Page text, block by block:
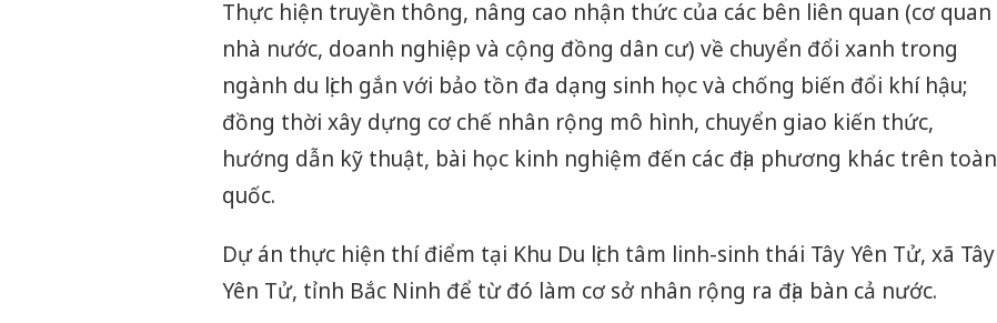
Thực hiện truyền thông, nâng cao nhận thức của các bên liên quan (cơ quan
nhà nước, doanh nghiệp và cộng đồng dân cư) về chuyển đổi xanh trong
ngành du lịch gắn với bảo tồn đa dạng sinh học và chống biến đổi khí hậu;
đồng thời xây dựng cơ chế nhân rộng mô hình, chuyển giao kiến thức,
hướng dẫn kỹ thuật, bài học kinh nghiệm đến các địa phương khác trên toàn
quốc.
Dự án thực hiện thí điểm tại Khu Du lịch tâm linh-sinh thái Tây Yên Tử, xã Tây
Yên Tử, tỉnh Bắc Ninh để từ đó làm cơ sở nhân rộng ra địa bàn cả nước.